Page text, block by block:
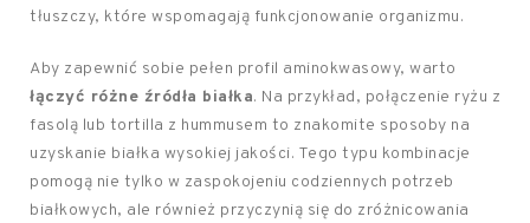
tłuszczy, które wspomagają funkcjonowanie organizmu.
Aby zapewnić sobie pełen profil aminokwasowy, warto
łączyć różne źródła białka. Na przykład, połączenie ryżu z
fasolą lub tortilla z hummusem to znakomite sposoby na
uzyskanie białka wysokiej jakości. Tego typu kombinacje
pomogą nie tylko w zaspokojeniu codziennych potrzeb
białkowych, ale również przyczynią się do zróżnicowania